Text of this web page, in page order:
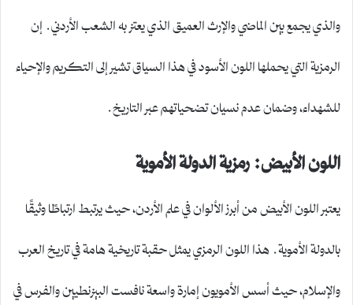
والذي يجمع بين الماضي والإرث العميق الذي يعتز به الشعب الأردني. إن
الرمزية التي يحملها اللون الأسود في هذا السياق تشير إلى التكريم والإحياء
للشهداء، وضمان عدم نسيان تضحياتهم عبر التاريخ.
اللون الأبيض: رمزية الدولة الأموية
يعتبر اللون الأبيض من أبرز الألوان في علم الأردن، حيث يرتبط ارتباطًا وثيقًا
بالدولة الأموية. هذا اللون الرمزي يمثل حقبة تاريخية هامة في تاريخ العرب
والإسلام، حيث أسس الأمويون إمارة واسعة نافست البيزنطيين والفرس في